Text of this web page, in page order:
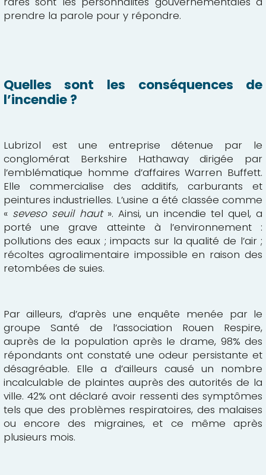
prendre la parole pour y répondre.
Quelles sont les conséquences de
l’incendie ?
Lubrizol est une entreprise détenue par le
conglomérat Berkshire Hathawaydirigée par
l’emblématique homme d’affaires Warren Buffett.
Elle commercialise des additifs, carburants et
peintures industrielles. L’usine a été classée comme
« seveso seuil haut». Ainsi, un incendie tel quel, a
porté une grave atteinte à l’environnement :
pollutions des eaux ; impacts sur la qualité de l’air ;
récoltes agroalimentaire impossible en raison des
retombées de suies.
Par ailleurs, d’après une enquête menée par le
groupe Santé de l’association Rouen Respire,
auprès de la population après le drame, 98% des
répondants ont constaté une odeur persistante et
désagréable. Elle a d’ailleurs causé un nombre
incalculable de plaintes auprès des autorités de la
ville. 42% ont déclaré avoir ressenti des symptômes
tels que des problèmes respiratoires, des malaises
ou encore des migraines, et ce même après
plusieurs mois.